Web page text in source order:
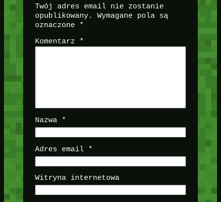
Twój adres email nie zostanie
opublikowany.
Wymagane pola są
oznaczone
*
Komentarz *
Nazwa *
Adres email *
Witryna internetowa